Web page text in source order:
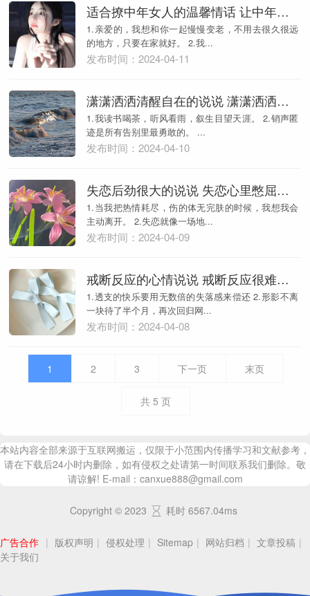
适合撩中年女人的温馨情话 让中年女人感动的情话
1.亲爱的，我想和你一起慢慢变老，不用去很久很远
的地方，只要在家就好。 2.我...
发布时间：2024-04-11
潇潇洒洒清醒自在的说说 潇潇洒洒的生活的句子
1.我读书喝茶，听风看雨，叙生目望天涯。 2.销声匿
迹是所有告别里最勇敢的。 ...
发布时间：2024-04-10
失恋后劲很大的说说 失恋心里憋屈堵的慌的短句
1.当我把热情耗尽，伤的体无完肤的时候，我想我会
主动离开。 2.失恋就像一场地...
发布时间：2024-04-09
戒断反应的心情说说 戒断反应很难过的短句
1.透支的快乐要用无数倍的失落感来偿还 2.形影不离
一块待了半个月，再次回归网...
发布时间：2024-04-08
1 2 3 下一页 末页
共 5 页
本站内容全部来源于互联网搬运，仅限于小范围内传播学习和文献参考，
请在下载后24小时内删除，如有侵权之处请第一时间联系我们删除。敬
请谅解! E-mail：canxue888@gmail.com
Copyright © 2023 耗时 6567.04ms
广告合作 | 版权声明 | 侵权处理 | Sitemap | 网站归档 | 文章投稿 |
关于我们